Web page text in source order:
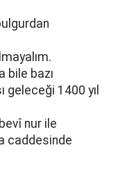
bile bazı
geleceği 1400 yıl
nur ile
caddesinde